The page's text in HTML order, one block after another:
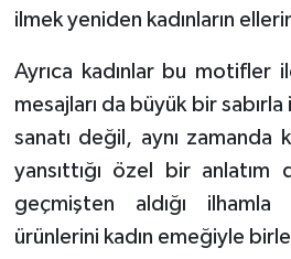
ilmek yeniden kadınların
Ayrıca kadınlar bu motifler
mesajları da büyük bir sabırla
sanatı değil, aynı zamanda
yansıttığı özel bir anlatım
geçmişten aldığı ilhamla
ürünlerini kadın emeğiyle